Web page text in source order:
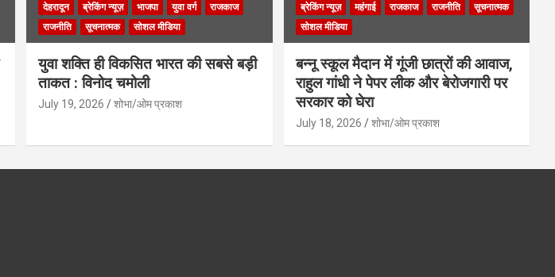
देहरादून ब्रेकिंग न्यूज़ भाजपा युवा वर्ग
राजकाज
राजनीति
सूचनात्मक सोशल मीडिया
युवा शक्ति ही विकसित भारत की सबसे बड़ी
ताकत : विनोद चमोली
July 19, 2026 शोभा/ओम प्रकाश
ब्रेकिंग न्यूज़
महंगाई राजकाज राजनीति
सूचनात्मक
सोशल मीडिया
बन्नू स्कूल मैदान में गूंजी छात्रों की आवाज,
राहुल गांधी ने पेपर लीक और बेरोजगारी पर
सरकार को घेरा
July 18, 2026 शोभा/ओम प्रकाश